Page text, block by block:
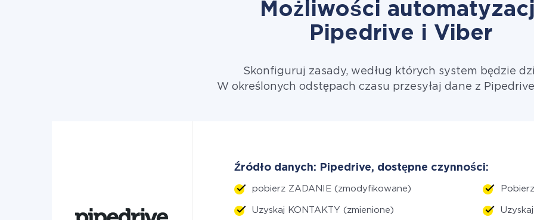
Możliwości
Pipedrive i Viber
Skonfiguruj zasady, według których system będzie
W określonych odstępach czasu przesyłaj dane z
Źródło danych: Pipedrive, dostępne czynności:
pobierz ZADANIE (zmodyfikowane)
Uzyskaj KONTAKTY (zmienione)